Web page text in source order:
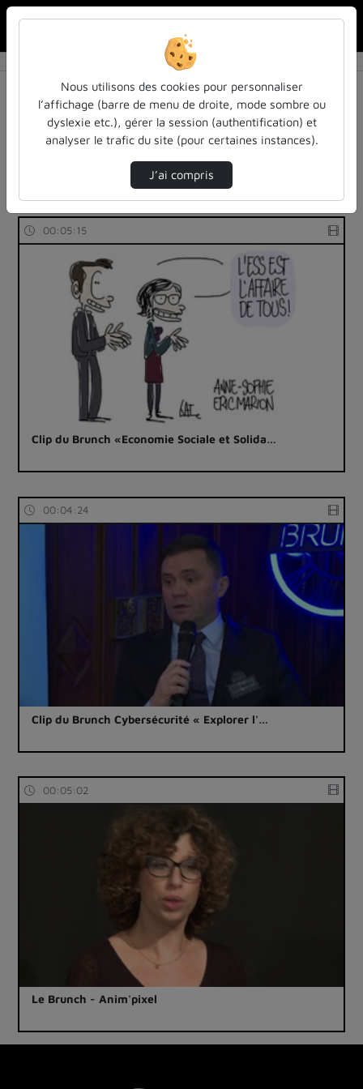
Résultats de la recherche
Filtres actifs (cliquer pour en retirer) :
colloques-et-conferences
sciences-sociales
le-brunch-le-gout-de-partager-ses-idees
3 vidéos trouvées
00:05:15
Clip du Brunch «Economie Sociale et Solida…
00:04:24
Clip du Brunch Cybersécurité « Explorer l'…
00:05:02
Le Brunch - Anim'pixel
Nous utilisons des cookies pour personnaliser
l’affichage (barre de menu de droite, mode sombre ou
dyslexie etc.), gérer la session (authentification) et
analyser le trafic du site (pour certaines instances).
J’ai compris